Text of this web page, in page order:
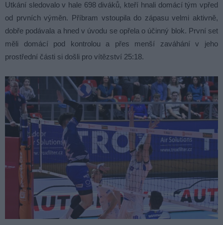
Utkání sledovalo v hale 698 diváků, kteří hnali domácí tým vpřed
od prvních výměn. Příbram vstoupila do zápasu velmi aktivně,
dobře podávala a hned v úvodu se opřela o účinný blok. První set
měli domácí pod kontrolou a přes menší zaváhání v jeho
prostřední části si došli pro vítězství 25:18.